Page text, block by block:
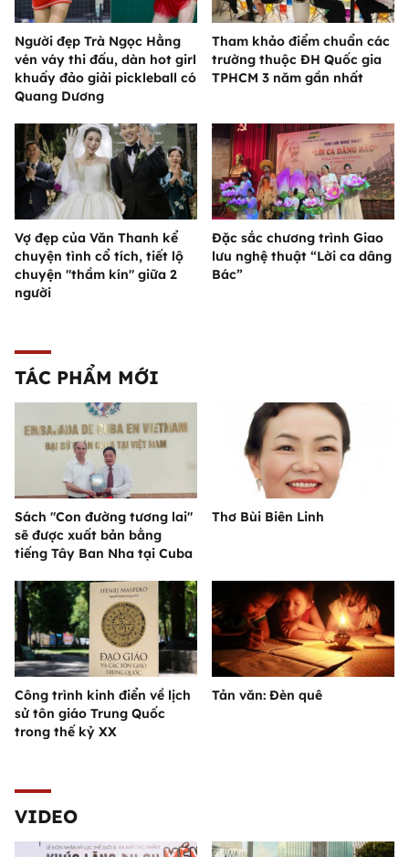
Người đẹp Trà Ngọc Hằng
vén váy thi đấu, dàn hot girl
khuấy đảo giải pickleball có
Quang Dương
Tham khảo điểm chuẩn các
trường thuộc ĐH Quốc gia
TPHCM 3 năm gần nhất
Vợ đẹp của Văn Thanh kể
chuyện tình cổ tích, tiết lộ
chuyện "thầm kín" giữa 2
người
Đặc sắc chương trình Giao
lưu nghệ thuật “Lời ca dâng
Bác”
TÁC PHẨM MỚI
Sách "Con đường tương lai"
sẽ được xuất bản bằng
tiếng Tây Ban Nha tại Cuba
Thơ Bùi Biên Linh
Công trình kinh điển về lịch
sử tôn giáo Trung Quốc
trong thế kỷ XX
Tản văn: Đèn quê
VIDEO